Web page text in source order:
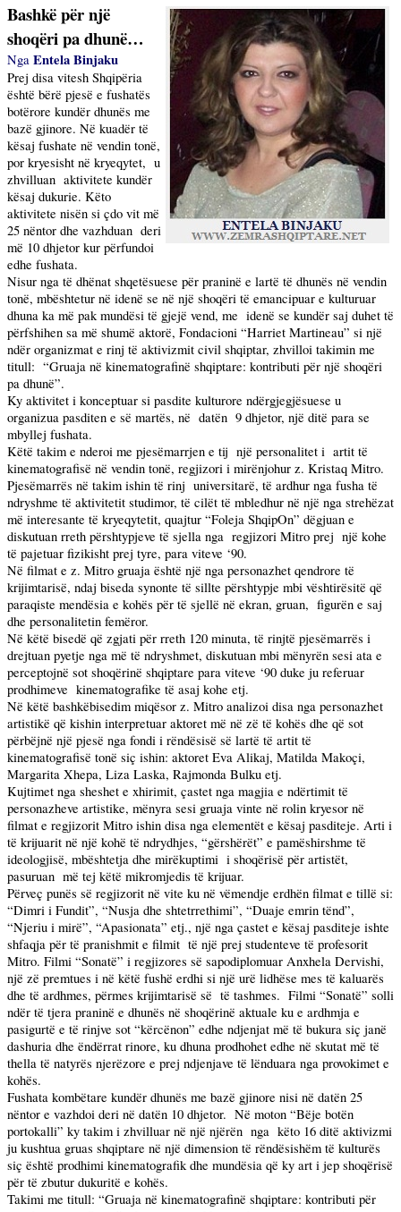
Bashkë për një
shoqëri pa dhunë…
Nga Entela Binjaku
Prej disa vitesh Shqipëria
është bërë pjesë e fushatës
botërore kundër dhunës me
bazë gjinore. Në kuadër të
kësaj fushate në vendin tonë,
por kryesisht në kryeqytet, u
zhvilluan aktivitete kundër
kësaj dukurie. Këto
aktivitete nisën si çdo vit më
25 nëntor dhe vazhduan deri
më 10 dhjetor kur përfundoi
edhe fushata.
Nisur nga të dhënat shqetësuese për praninë e lartë të dhunës në vendin
tonë, mbështetur në idenë se në një shoqëri të emancipuar e kulturuar
dhuna ka më pak mundësi të gjejë vend, me idenë se kundër saj duhet të
përfshihen sa më shumë aktorë, Fondacioni “Harriet Martineau” si një
ndër organizmat e rinj të aktivizmit civil shqiptar, zhvilloi takimin me
titull: “Gruaja në kinematografinë shqiptare: kontributi për një shoqëri
pa dhunë”.
Ky aktivitet i konceptuar si pasdite kulturore ndërgjegjësuese u
organizua pasditen e së martës, në datën 9 dhjetor, një ditë para se
mbyllej fushata.
Këtë takim e nderoi me pjesëmarrjen e tij një personalitet i artit të
kinematografisë në vendin tonë, regjizori i mirënjohur z. Kristaq Mitro.
Pjesëmarrës në takim ishin të rinj universitarë, të ardhur nga fusha të
ndryshme të aktivitetit studimor, të cilët të mbledhur në një nga strehëzat
më interesante të kryeqytetit, quajtur “Foleja ShqipOn” dëgjuan e
diskutuan rreth përshtypjeve të sjella nga regjizori Mitro prej një kohe
të pajetuar fizikisht prej tyre, para viteve ‘90.
Në filmat e z. Mitro gruaja është një nga personazhet qendrore të
krijimtarisë, ndaj biseda synonte të sillte përshtypje mbi vështirësitë që
paraqiste mendësia e kohës për të sjellë në ekran, gruan, figurën e saj
dhe personalitetin femëror.
Në këtë bisedë që zgjati për rreth 120 minuta, të rinjtë pjesëmarrës i
drejtuan pyetje nga më të ndryshmet, diskutuan mbi mënyrën sesi ata e
perceptojnë sot shoqërinë shqiptare para viteve ‘90 duke ju referuar
prodhimeve kinematografike të asaj kohe etj.
Në këtë bashkëbisedim miqësor z. Mitro analizoi disa nga personazhet
artistikë që kishin interpretuar aktoret më në zë të kohës dhe që sot
përbëjnë një pjesë nga fondi i rëndësisë së lartë të artit të
kinematografisë tonë siç ishin: aktoret Eva Alikaj, Matilda Makoçi,
Margarita Xhepa, Liza Laska, Rajmonda Bulku etj.
Kujtimet nga sheshet e xhirimit, çastet nga magjia e ndërtimit të
personazheve artistike, mënyra sesi gruaja vinte në rolin kryesor në
filmat e regjizorit Mitro ishin disa nga elementët e kësaj pasditeje. Arti i
të krijuarit në një kohë të ndrydhjes, “gërshërët” e pamëshirshme të
ideologjisë, mbështetja dhe mirëkuptimi i shoqërisë për artistët,
pasuruan më tej këtë mikromjedis të krijuar.
Përveç punës së regjizorit në vite ku në vëmendje erdhën filmat e tillë si:
“Dimri i Fundit”, “Nusja dhe shtetrrethimi”, “Duaje emrin tënd”,
“Njeriu i mirë”, “Apasionata” etj., një nga çastet e kësaj pasditeje ishte
shfaqja për të pranishmit e filmit të një prej studenteve të profesorit
Mitro. Filmi “Sonatë” i regjizores së sapodiplomuar Anxhela Dervishi,
një zë premtues i në këtë fushë erdhi si një urë lidhëse mes të kaluarës
dhe të ardhmes, përmes krijimtarisë së të tashmes. Filmi “Sonatë” solli
ndër të tjera praninë e dhunës në shoqërinë aktuale ku e ardhmja e
pasigurtë e të rinjve sot “kërcënon” edhe ndjenjat më të bukura siç janë
dashuria dhe ëndërrat rinore, ku dhuna prodhohet edhe në skutat më të
thella të natyrës njerëzore e prej ndjenjave të lënduara nga provokimet e
kohës.
Fushata kombëtare kundër dhunës me bazë gjinore nisi në datën 25
nëntor e vazhdoi deri në datën 10 dhjetor. Në moton “Bëje botën
portokalli” ky takim i zhvilluar në një njërën nga këto 16 ditë aktivizmi
ju kushtua gruas shqiptare në një dimension të rëndësishëm të kulturës
siç është prodhimi kinematografik dhe mundësia që ky art i jep shoqërisë
për të zbutur dukuritë e kohës.
Takimi me titull: “Gruaja në kinematografinë shqiptare: kontributi për